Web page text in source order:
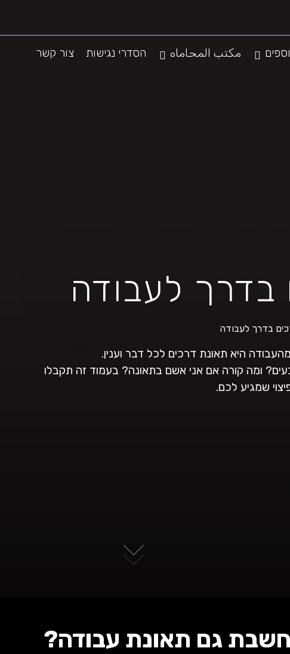
مكتب المحاماه הסדרי נגישות צור קשר
בדרך לעבודה
בדרך לעבודה
היא תאונת דרכים לכל דבר וענין.
ומה קורה אם אני אשם בתאונה? בעמוד זה תקבלו
שמגיע לכם.
גם תאונת עבודה?